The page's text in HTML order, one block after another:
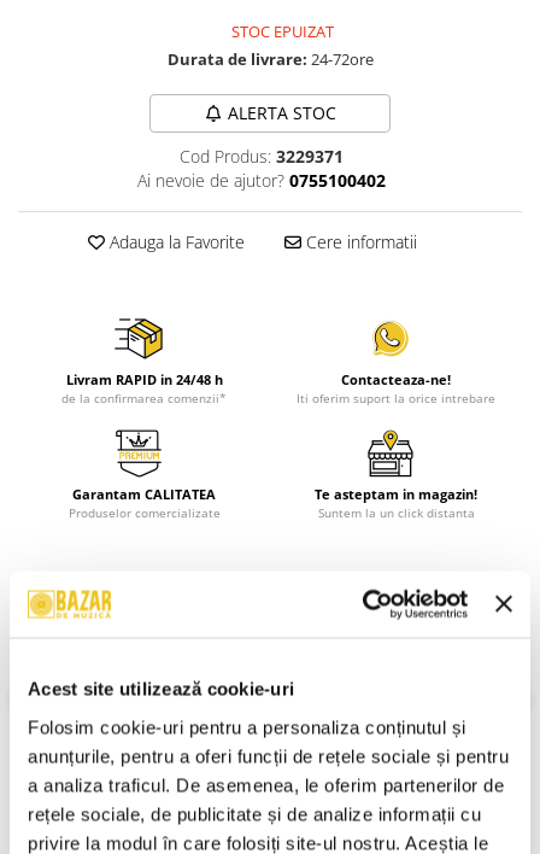
Acest site utilizează cookie-uri
Folosim cookie-uri pentru a personaliza conținutul și
anunțurile, pentru a oferi funcții de rețele sociale și pentru
a analiza traficul. De asemenea, le oferim partenerilor de
rețele sociale, de publicitate și de analize informații cu
privire la modul în care folosiți site-ul nostru. Aceștia le
STOC EPUIZAT
Durata de livrare: 24-72ore
ALERTA STOC
Cod Produs: 3229371
Ai nevoie de ajutor? 0755100402
Adauga la Favorite Cere informatii
Livram RAPID in 24/48 h
de la confirmarea comenzii*
Contacteaza-ne!
Iti oferim suport la orice intrebare
Garantam CALITATEA
Produselor comercializate
Te asteptam in magazin!
Suntem la un click distanta
Descriere
An Lansare:
1992
Stil:Folk Rock
Stare Disc:Mint (M)
Stare Coperta: Near Mint (NM or M-)
Informatii conformitate produs
Review-uri(0)